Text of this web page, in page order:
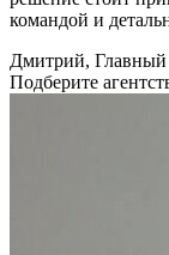
командой и
Дмитрий, Главный
Подберите